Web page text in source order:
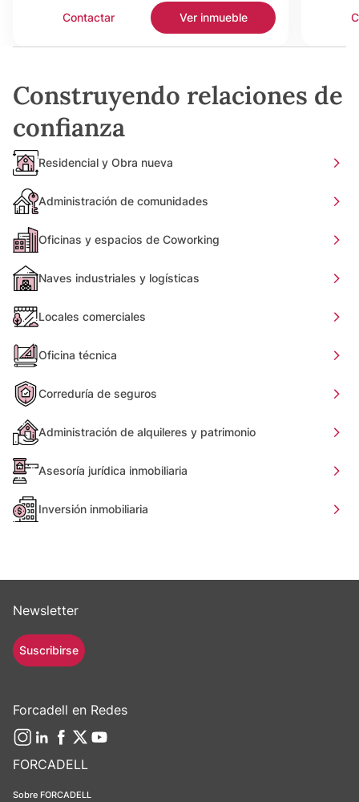
Contactar Ver inmueble
Construyendo relaciones de
confianza
Residencial y Obra nueva
Administración de comunidades
Oficinas y espacios de Coworking
Naves industriales y logísticas
Locales comerciales
Oficina técnica
Correduría de seguros
Administración de alquileres y patrimonio
Asesoría jurídica inmobiliaria
Inversión inmobiliaria
FORCADELL
Sobre FORCADELL
Newsletter
Suscribirse
Forcadell en Redes